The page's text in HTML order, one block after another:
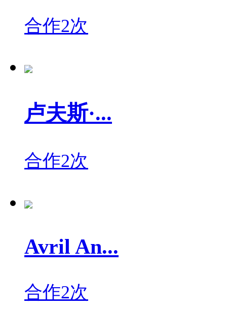
合作2次
卢夫斯·...
合作2次
Avril An...
合作2次